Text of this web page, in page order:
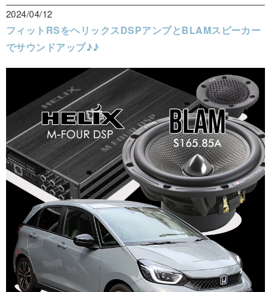
2024/04/12
フィットRSをヘリックスDSPアンプとBLAMスピーカー
でサウンドアップ♪♪